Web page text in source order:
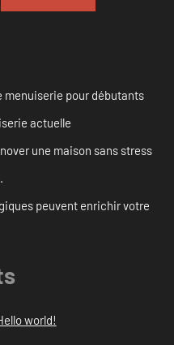
pour débutants
actuelle
une maison sans stress
peuvent enrichir votre
world!